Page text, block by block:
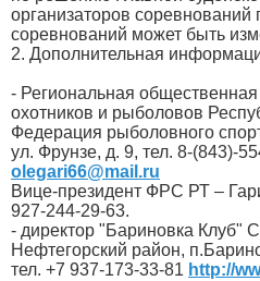
организаторов соревнований
соревнований может быть
2. Дополнительная
- Региональная
охотников и рыболовов
Федерация рыболовного
ул. Фрунзе, д. 9, тел. 8-(843)-
olegari66@mail.ru
Вице-президент ФРС РТ –
927-244-29-63.
- директор "Бариновка Клуб"
Нефтегорский район,
тел. +7 937-173-33-81 http://